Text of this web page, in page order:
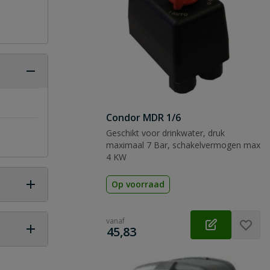
Condor MDR 1/6
Geschikt voor drinkwater, druk
maximaal 7 Bar, schakelvermogen max
4 KW
Op voorraad
vanaf
€
45,83